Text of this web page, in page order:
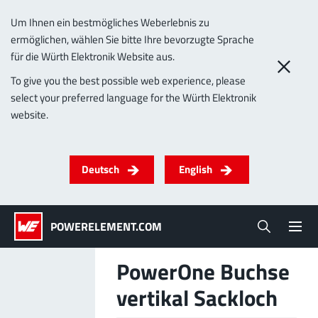
Um Ihnen ein bestmögliches Weberlebnis zu
ermöglichen, wählen Sie bitte Ihre bevorzugte Sprache
für die Würth Elektronik Website aus.
To give you the best possible web experience, please
select your preferred language for the Würth Elektronik
website.
Deutsch English
POWERELEMENT.COM
Produkte
Technologie
Lead-Free
PowerOne Buchse
vertikal Sackloch
ALLE PRODUKTE
(LF) PowerOne
MPFT, THT, THR, SMT Schrauben
Bis 1000 A
Ideal für vielseitige & individualisierbare
Mehr zur Produktgruppe